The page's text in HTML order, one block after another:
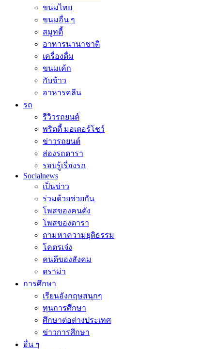
ขนมไทย
ขนมอื่น ๆ
สมูทตี้
อาหารนานาชาติ
เครื่องดื่ม
ขนมเค้ก
กับข้าว
อาหารคลีน
รถ
รีวิวรถยนต์
พริตตี้ มอเตอร์โชว์
ข่าวรถยนต์
ส่องรถดารา
รอบรู้เรื่องรถ
Socialnews
เป็นข่าว
ร่วมด้วยช่วยกัน
โพสของคนดัง
โพสของดารา
ถามหาความยุติธรรม
โคตรเจ๋ง
คนดีของสังคม
ดราม่า
การศึกษา
เรียนอังกฤษสนุกๆ
ทุนการศึกษา
ศึกษาต่อต่างประเทศ
ข่าวการศึกษา
อื่น ๆ